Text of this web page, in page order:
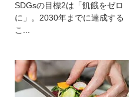
SDGsの目標2は「飢餓をゼロ
に」。2030年までに達成する
こ...